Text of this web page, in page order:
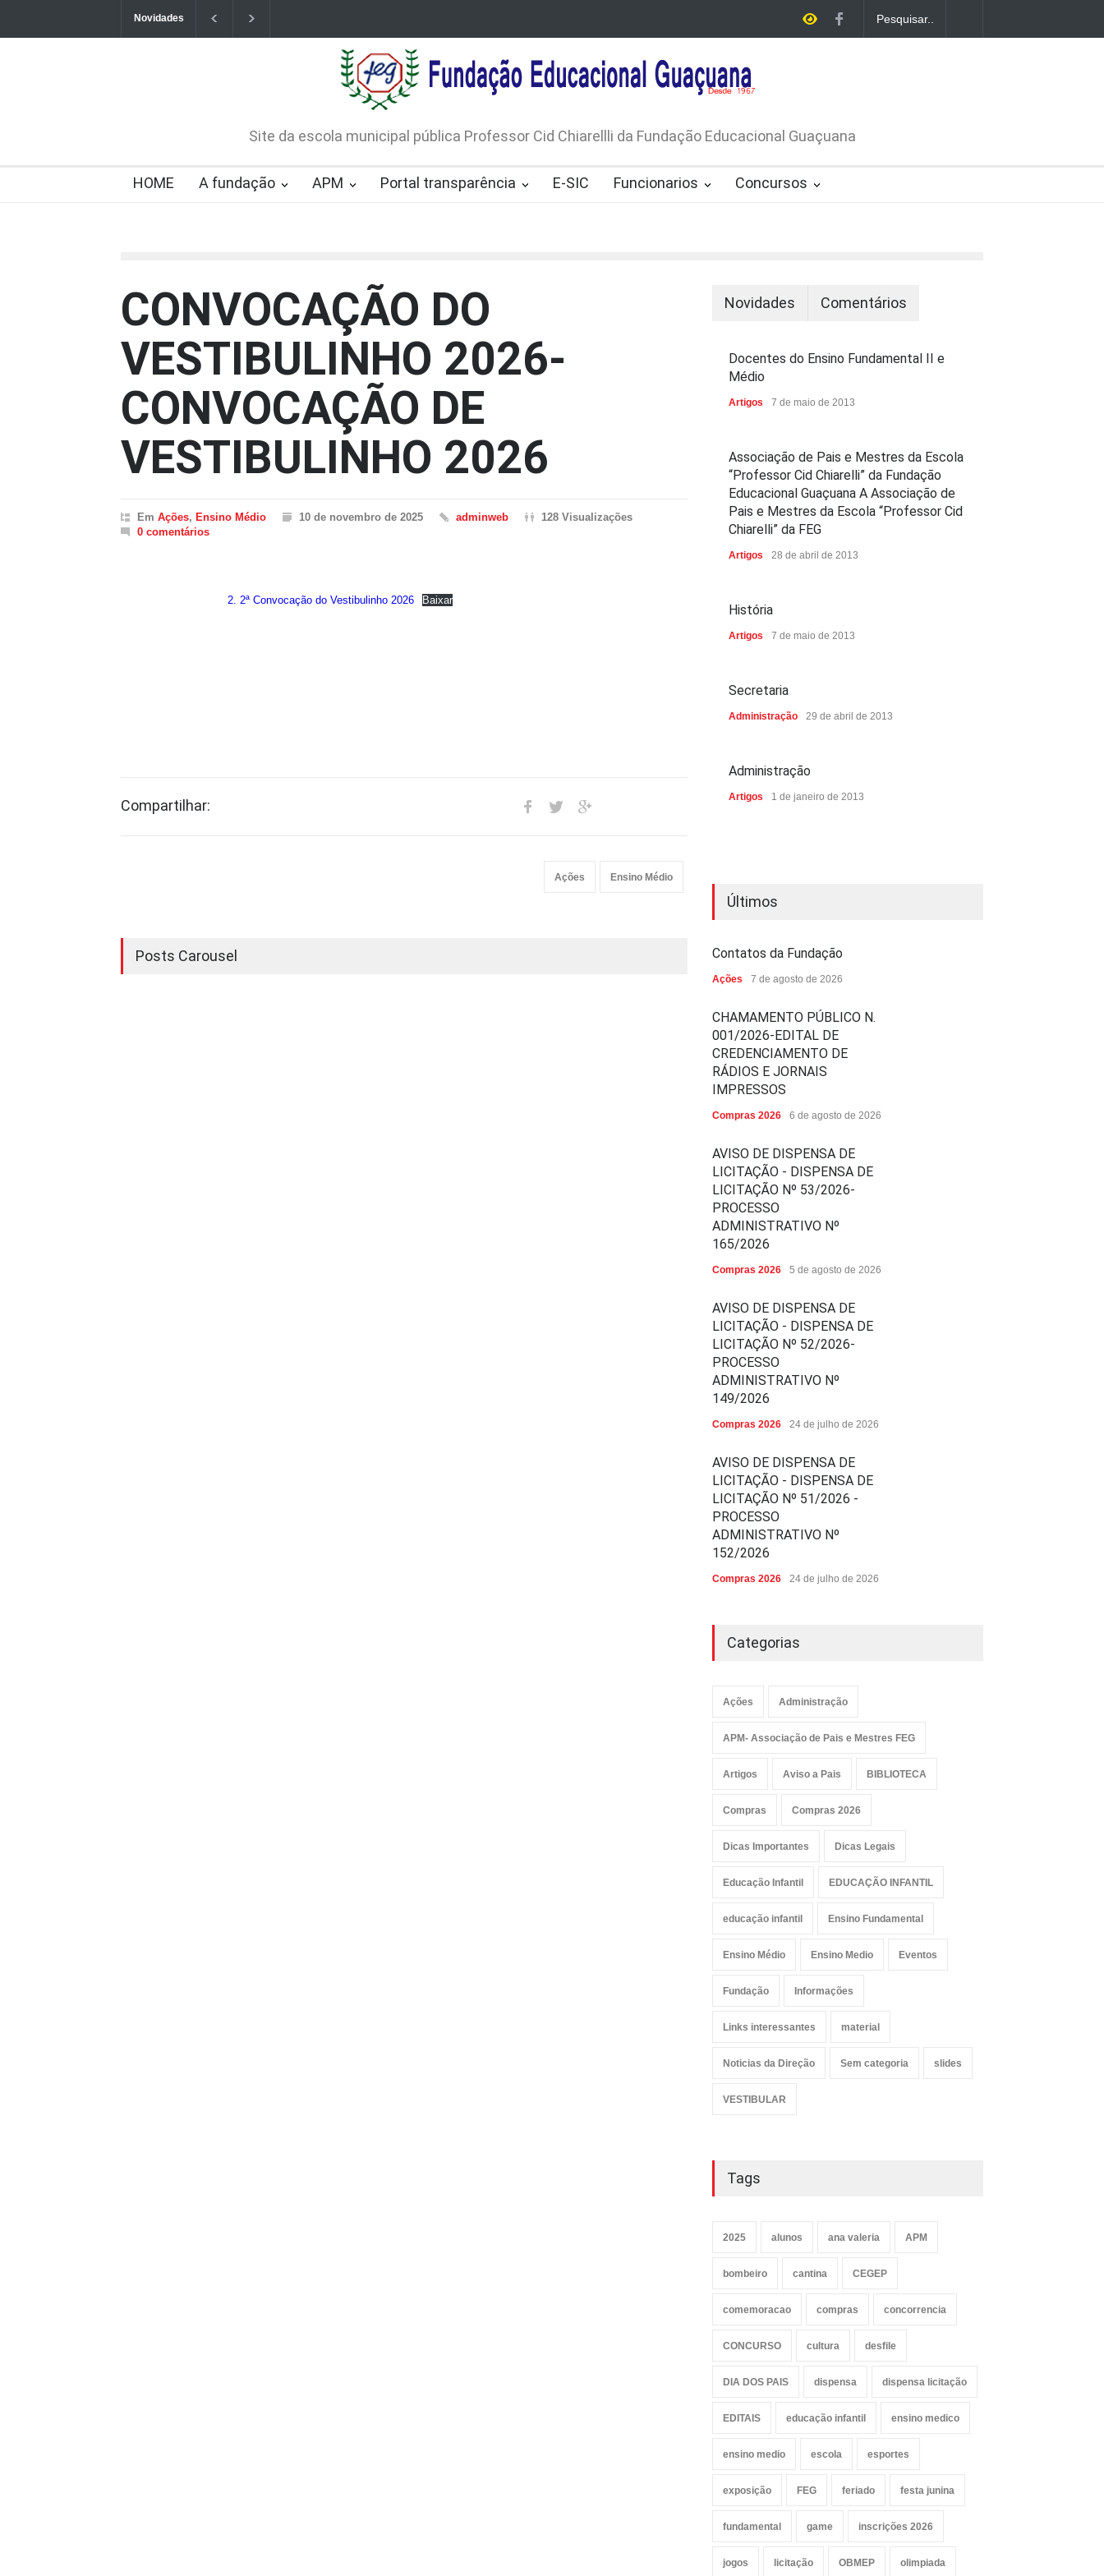
Novidades
CHAMAMENTO PÚBLICO N. 001/2026-EDITAL DE
CREDENCIAMENTO DE RÁDIOS E JORNAIS IMPRESSOS
LICITAÇÃO Nº 53/2026-PROCESSO ADMINISTRATIVO Nº
165/2026
Site da escola municipal pública Professor Cid Chiarellli da Fundação Educacional Guaçuana
HOME A fundação APM Portal transparência E-SIC Funcionarios Concursos
CONVOCAÇÃO DO
VESTIBULINHO 2026-
CONVOCAÇÃO DE
VESTIBULINHO 2026
Em Ações, Ensino Médio 10 de novembro de 2025 adminweb
128 Visualizações
0 comentários
2. 2ª Convocação do Vestibulinho 2026 Baixar
Compartilhar:
Ações Ensino Médio
Posts Carousel
Novidades Comentários
Docentes do Ensino Fundamental II e
Médio
Artigos 7 de maio de 2013
Associação de Pais e Mestres da Escola
“Professor Cid Chiarelli” da Fundação
Educacional Guaçuana A Associação de
Pais e Mestres da Escola “Professor Cid
Chiarelli” da FEG
Artigos 28 de abril de 2013
História
Artigos 7 de maio de 2013
Secretaria
Administração 29 de abril de 2013
Administração
Artigos 1 de janeiro de 2013
Últimos
Contatos da Fundação
Ações 7 de agosto de 2026
CHAMAMENTO PÚBLICO N.
001/2026-EDITAL DE
CREDENCIAMENTO DE
RÁDIOS E JORNAIS
IMPRESSOS
Compras 2026 6 de agosto de 2026
AVISO DE DISPENSA DE
LICITAÇÃO - DISPENSA DE
LICITAÇÃO Nº 53/2026-
PROCESSO
ADMINISTRATIVO Nº
165/2026
Compras 2026 5 de agosto de 2026
AVISO DE DISPENSA DE
LICITAÇÃO - DISPENSA DE
LICITAÇÃO Nº 52/2026-
PROCESSO
ADMINISTRATIVO Nº
149/2026
Compras 2026 24 de julho de 2026
AVISO DE DISPENSA DE
LICITAÇÃO - DISPENSA DE
LICITAÇÃO Nº 51/2026 -
PROCESSO
ADMINISTRATIVO Nº
152/2026
Compras 2026 24 de julho de 2026
Categorias
Ações Administração
APM- Associação de Pais e Mestres FEG
Artigos Aviso a Pais BIBLIOTECA
Compras Compras 2026
Dicas Importantes Dicas Legais
Educação Infantil EDUCAÇÃO INFANTIL
educação infantil Ensino Fundamental
Ensino Médio Ensino Medio Eventos
Fundação Informações
Links interessantes material
Noticias da Direção Sem categoria slides
VESTIBULAR
Tags
2025 alunos ana valeria APM
bombeiro cantina CEGEP
comemoracao compras concorrencia
CONCURSO cultura desfile
DIA DOS PAIS dispensa dispensa licitação
EDITAIS educação infantil ensino medico
ensino medio escola esportes
exposição FEG feriado festa junina
fundamental game inscrições 2026
jogos licitação OBMEP olimpiada